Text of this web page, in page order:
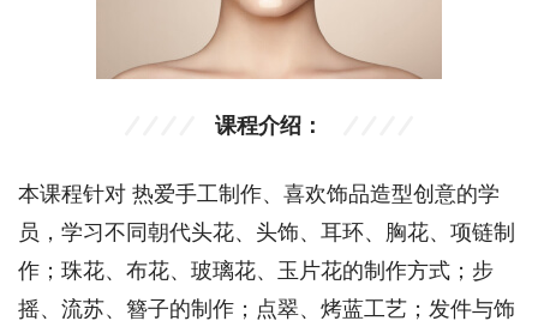
课程介绍：
本课程针对 热爱手工制作、喜欢饰品造型创意的学
员，学习不同朝代头花、头饰、耳环、胸花、项链制
作；珠花、布花、玻璃花、玉片花的制作方式；步
摇、流苏、簪子的制作；点翠、烤蓝工艺；发件与饰